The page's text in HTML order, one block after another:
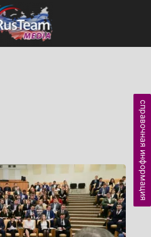
справочная информация